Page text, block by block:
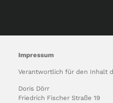
Impressum
Verantwortlich für den Inhalt
Doris Dörr
Friedrich Fischer Straße 19